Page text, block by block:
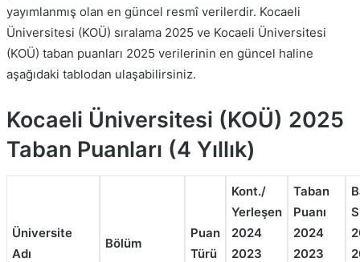
yayımlanmış olan en güncel resmî verilerdir. Kocaeli
Üniversitesi (KOÜ) sıralama 2025 ve Kocaeli Üniversitesi
(KOÜ) taban puanları 2025 verilerinin en güncel haline
aşağıdaki tablodan ulaşabilirsiniz.
Kocaeli Üniversitesi (KOÜ) 2025
Taban Puanları (4 Yıllık)
Üniversite
Adı
Bölüm
Puan
Türü
Kont./
Yerleşen
2024
2023
Taban
Puanı
2024
2023